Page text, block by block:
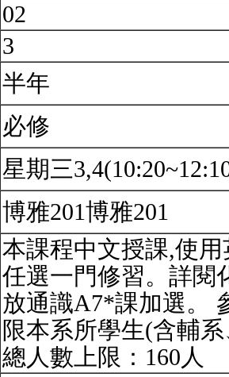
02
3
半年
必修
星期三
博雅201博雅201
本課程中文授課,使
任選一門修習。詳閱
放通識A7*課加選。
限本系所學生(含輔
總人數上限：160人